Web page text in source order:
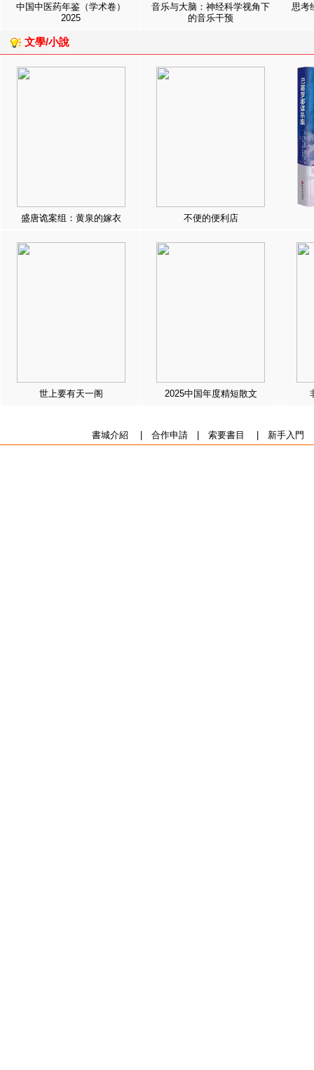
中国中医药年鉴（学术卷）
2025
音乐与大脑：神经科学视角下
的音乐干预
思考
文學/小說
盛唐诡案组：黄泉的嫁衣 不便的便利店
世上要有天一阁 2025中国年度精短散文
書城介紹 合作申請| 索要書目 新手入門